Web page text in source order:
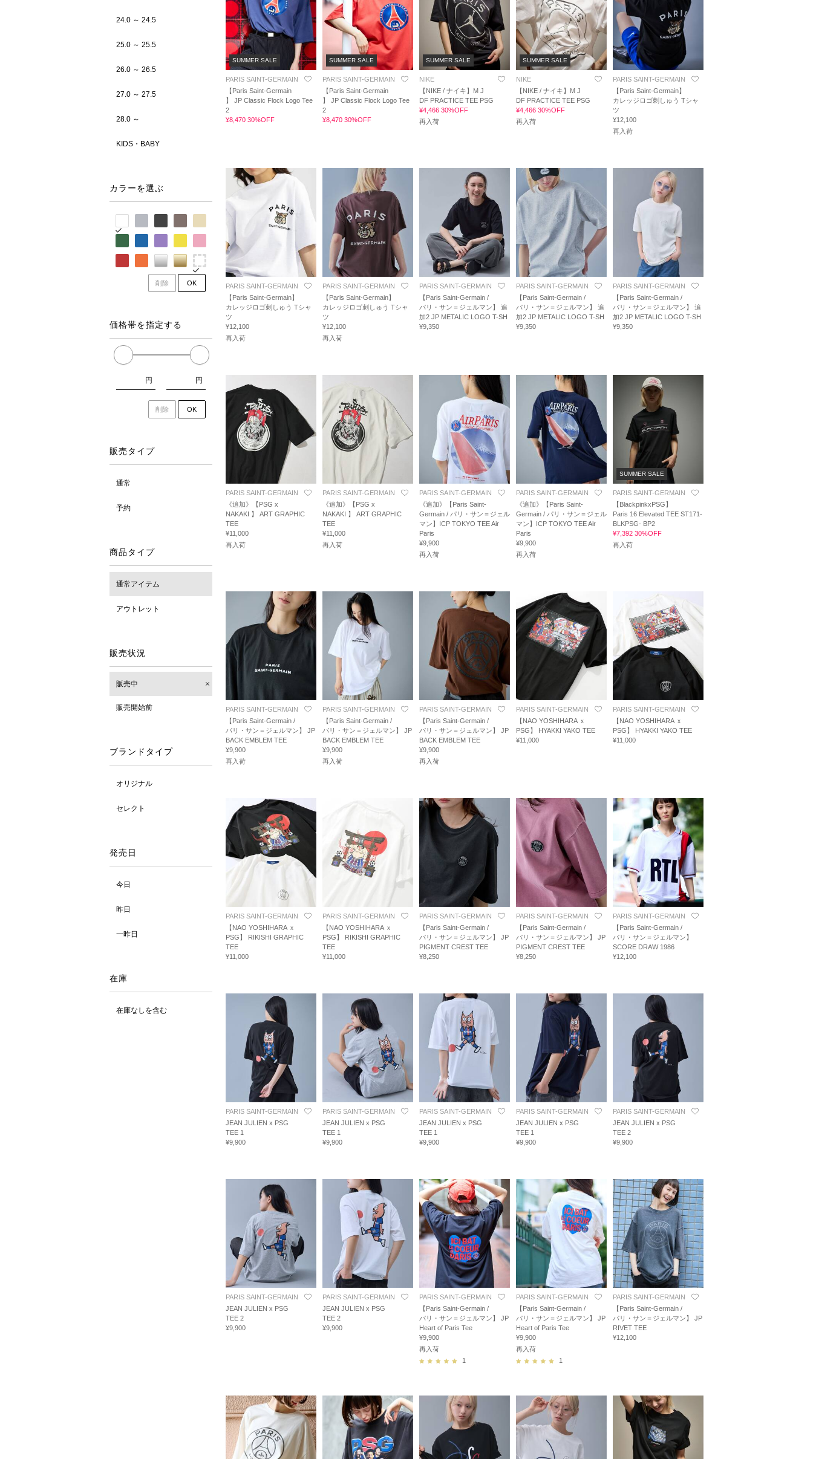
24.0 ～ 24.5
25.0 ～ 25.5
26.0 ～ 26.5
27.0 ～ 27.5
28.0 ～
KIDS・BABY
カラーを選ぶ
削除 OK
価格帯を指定する
円 円
削除 OK
販売タイプ
通常
予約
商品タイプ
通常アイテム
アウトレット
販売状況
販売中
販売開始前
ブランドタイプ
オリジナル
セレクト
発売日
今日
昨日
一昨日
在庫
在庫なしを含む
SUMMER SALE
PARIS SAINT-GERMAIN
【Paris Saint-Germain
】 JP Classic Flock Logo Tee
2
¥8,470 30%OFF
SUMMER SALE
PARIS SAINT-GERMAIN
【Paris Saint-Germain
】 JP Classic Flock Logo Tee
2
¥8,470 30%OFF
SUMMER SALE
NIKE
【NIKE / ナイキ】M J
DF PRACTICE TEE PSG
¥4,466 30%OFF
再入荷
SUMMER SALE
NIKE
【NIKE / ナイキ】M J
DF PRACTICE TEE PSG
¥4,466 30%OFF
再入荷
PARIS SAINT-GERMAIN
【Paris Saint-Germain】
カレッジロゴ刺しゅう Tシャ
ツ
¥12,100
再入荷
PARIS SAINT-GERMAIN
【Paris Saint-Germain】
カレッジロゴ刺しゅう Tシャ
ツ
¥12,100
再入荷
PARIS SAINT-GERMAIN
【Paris Saint-Germain】
カレッジロゴ刺しゅう Tシャ
ツ
¥12,100
再入荷
PARIS SAINT-GERMAIN
【Paris Saint-Germain /
パリ・サン＝ジェルマン】 追
加2 JP METALIC LOGO T-SH
¥9,350
PARIS SAINT-GERMAIN
【Paris Saint-Germain /
パリ・サン＝ジェルマン】 追
加2 JP METALIC LOGO T-SH
¥9,350
PARIS SAINT-GERMAIN
【Paris Saint-Germain /
パリ・サン＝ジェルマン】 追
加2 JP METALIC LOGO T-SH
¥9,350
PARIS SAINT-GERMAIN
《追加》【PSG x
NAKAKI 】 ART GRAPHIC
TEE
¥11,000
再入荷
PARIS SAINT-GERMAIN
《追加》【PSG x
NAKAKI 】 ART GRAPHIC
TEE
¥11,000
再入荷
PARIS SAINT-GERMAIN
《追加》【Paris Saint-
Germain / パリ・サン＝ジェル
マン】ICP TOKYO TEE Air
Paris
¥9,900
再入荷
PARIS SAINT-GERMAIN
《追加》【Paris Saint-
Germain / パリ・サン＝ジェル
マン】ICP TOKYO TEE Air
Paris
¥9,900
再入荷
SUMMER SALE
PARIS SAINT-GERMAIN
【BlackpinkxPSG】
Paris 16 Elevated TEE ST171-
BLKPSG- BP2
¥7,392 30%OFF
再入荷
PARIS SAINT-GERMAIN
【Paris Saint-Germain /
パリ・サン＝ジェルマン】 JP
BACK EMBLEM TEE
¥9,900
再入荷
PARIS SAINT-GERMAIN
【Paris Saint-Germain /
パリ・サン＝ジェルマン】 JP
BACK EMBLEM TEE
¥9,900
再入荷
PARIS SAINT-GERMAIN
【Paris Saint-Germain /
パリ・サン＝ジェルマン】 JP
BACK EMBLEM TEE
¥9,900
再入荷
PARIS SAINT-GERMAIN
【NAO YOSHIHARA ｘ
PSG】 HYAKKI YAKO TEE
¥11,000
PARIS SAINT-GERMAIN
【NAO YOSHIHARA ｘ
PSG】 HYAKKI YAKO TEE
¥11,000
PARIS SAINT-GERMAIN
【NAO YOSHIHARA ｘ
PSG】 RIKISHI GRAPHIC
TEE
¥11,000
PARIS SAINT-GERMAIN
【NAO YOSHIHARA ｘ
PSG】 RIKISHI GRAPHIC
TEE
¥11,000
PARIS SAINT-GERMAIN
【Paris Saint-Germain /
パリ・サン＝ジェルマン】 JP
PIGMENT CREST TEE
¥8,250
PARIS SAINT-GERMAIN
【Paris Saint-Germain /
パリ・サン＝ジェルマン】 JP
PIGMENT CREST TEE
¥8,250
PARIS SAINT-GERMAIN
【Paris Saint-Germain /
パリ・サン＝ジェルマン】
SCORE DRAW 1986
¥12,100
PARIS SAINT-GERMAIN
JEAN JULIEN x PSG
TEE 1
¥9,900
PARIS SAINT-GERMAIN
JEAN JULIEN x PSG
TEE 1
¥9,900
PARIS SAINT-GERMAIN
JEAN JULIEN x PSG
TEE 1
¥9,900
PARIS SAINT-GERMAIN
JEAN JULIEN x PSG
TEE 1
¥9,900
PARIS SAINT-GERMAIN
JEAN JULIEN x PSG
TEE 2
¥9,900
PARIS SAINT-GERMAIN
JEAN JULIEN x PSG
TEE 2
¥9,900
PARIS SAINT-GERMAIN
JEAN JULIEN x PSG
TEE 2
¥9,900
PARIS SAINT-GERMAIN
【Paris Saint-Germain /
パリ・サン＝ジェルマン】 JP
Heart of Paris Tee
¥9,900
再入荷
1
PARIS SAINT-GERMAIN
【Paris Saint-Germain /
パリ・サン＝ジェルマン】 JP
Heart of Paris Tee
¥9,900
再入荷
1
PARIS SAINT-GERMAIN
【Paris Saint-Germain /
パリ・サン＝ジェルマン】 JP
RIVET TEE
¥12,100